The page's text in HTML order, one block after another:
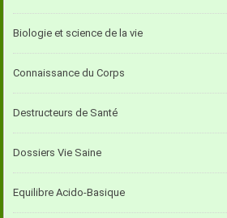
Biologie et science de la vie
Connaissance du Corps
Destructeurs de Santé
Dossiers Vie Saine
Equilibre Acido-Basique